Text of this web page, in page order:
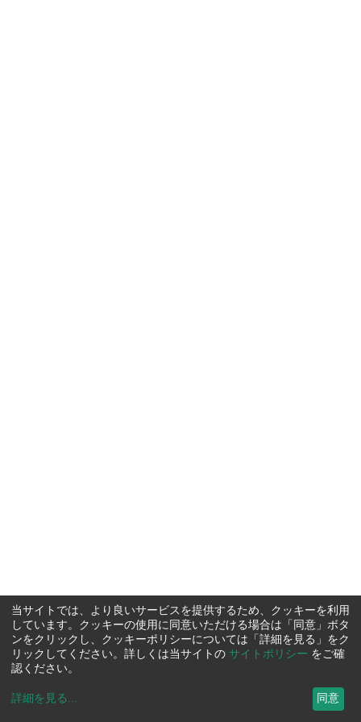
当サイトでは、より良いサービスを提供するため、クッキーを利用
しています。クッキーの使用に同意いただける場合は「同意」ボタ
ンをクリックし、クッキーポリシーについては「詳細を見る」をク
リックしてください。詳しくは当サイトの サイトポリシー をご確
認ください。
詳細を見る ... 同意